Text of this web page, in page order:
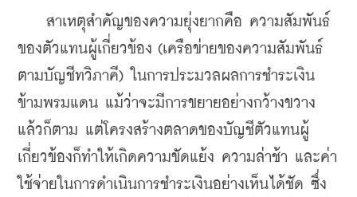
สาเหตุสำคัญของความยุ่งยากคือ ความสัมพันธ์
ของตัวแทนผู้เกี่ยวข้อง (เครือข่ายของความสัมพันธ์
ตามบัญชีทวิภาคี) ในการประมวลผลการชำระเงิน
ข้ามพรมแดน แม้ว่าจะมีการขยายอย่างกว้างขวาง
แล้วก็ตาม แต่โครงสร้างตลาดของบัญชีตัวแทนผู้
เกี่ยวข้องก็ทำให้เกิดความขัดแย้ง ความล่าช้า และค่า
ใช้จ่ายในการดำเนินการชำระเงินอย่างเห็นได้ชัด ซึ่ง